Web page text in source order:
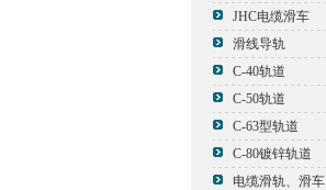
JHC电缆滑车
滑线导轨
C-40轨道
C-50轨道
C-63型轨道
C-80镀锌轨道
电缆滑轨、滑车